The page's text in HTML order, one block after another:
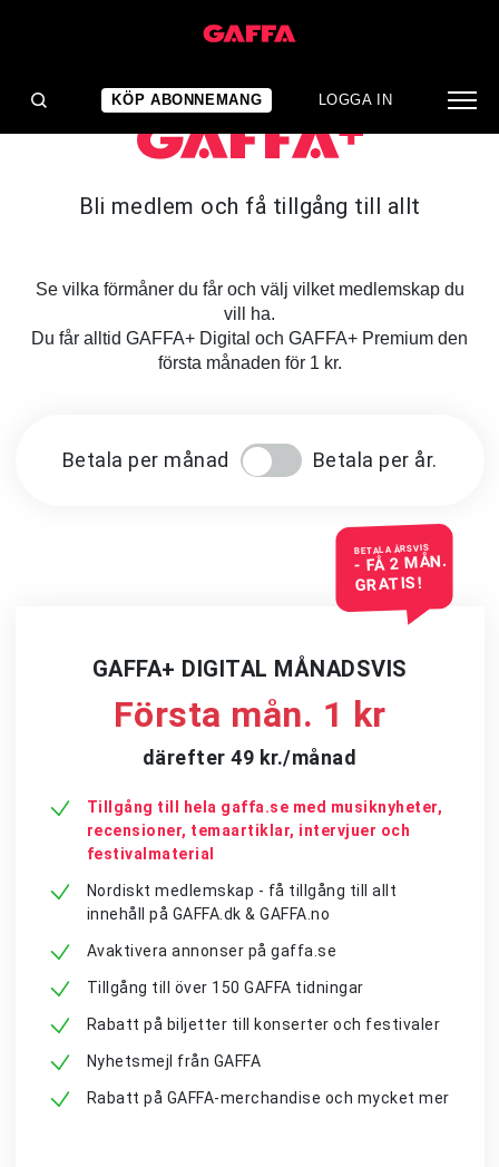
KÖP ABONNEMANG LOGGA IN
Bli medlem och få tillgång till allt
Se vilka förmåner du får och välj vilket medlemskap du
vill ha.
Du får alltid GAFFA+ Digital och GAFFA+ Premium den
första månaden för 1 kr.
Betala per månad Betala per år.
BETALA ÅRSVIS
- FÅ 2 MÅN.
GRATIS!
GAFFA+ DIGITAL MÅNADSVIS
Första mån. 1 kr
därefter 49 kr./månad
Tillgång till hela gaffa.se med musiknyheter,
recensioner, temaartiklar, intervjuer och
festivalmaterial
Nordiskt medlemskap - få tillgång till allt
innehåll på GAFFA.dk & GAFFA.no
Avaktivera annonser på gaffa.se
Tillgång till över 150 GAFFA tidningar
Rabatt på biljetter till konserter och festivaler
Nyhetsmejl från GAFFA
Rabatt på GAFFA-merchandise och mycket mer